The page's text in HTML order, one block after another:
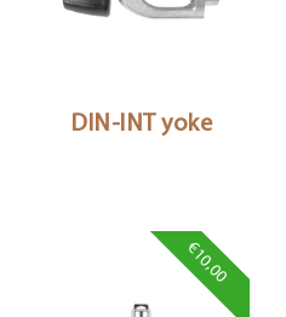
DIN-INT yoke
€10,00